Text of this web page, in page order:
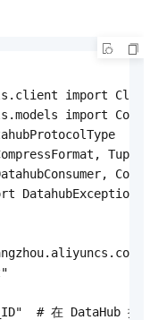
import
import
DatahubException
# 在 DataHub 控制